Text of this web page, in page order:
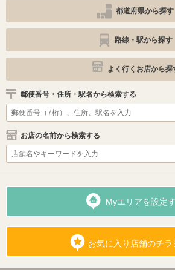
都道府県から探す
路線・駅から探す
よく行くお店から探
郵便番号・住所・駅名から検索する
お店の名前から検索する
Myエリアを設定
お気に入り店舗のチラ